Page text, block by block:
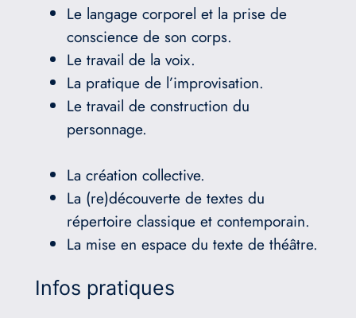
Le langage corporel et la prise de
conscience de son corps.
Le travail de la voix.
La pratique de l’improvisation.
Le travail de construction du
personnage.
La création collective.
La (re)découverte de textes du
répertoire classique et contemporain.
La mise en espace du texte de théâtre.
Infos pratiques